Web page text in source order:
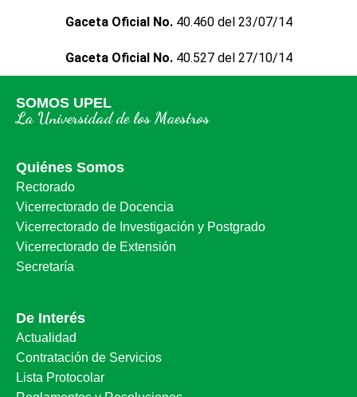
Gaceta Oficial No. 40.460 del 23/07/14
Gaceta Oficial No. 40.527 del 27/10/14
SOMOS UPEL
La Universidad de los Maestros
Quiénes Somos
Rectorado
Vicerrectorado de Docencia
Vicerrectorado de Investigación y Postgrado
Vicerrectorado de Extensión
Secretaría
De Interés
Actualidad
Contratación de Servicios
Lista Protocolar